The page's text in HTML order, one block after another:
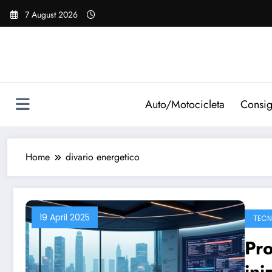
Vai
7 August 2026
Auto/Motocicleta
Home divario energetico
19 April 2025